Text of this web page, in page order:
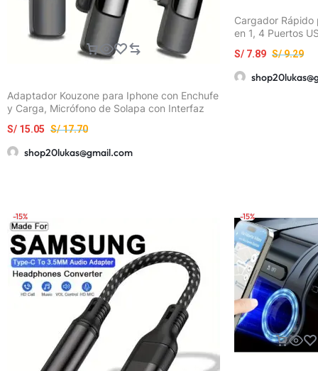
Adaptador Kouzone para Iphone con Enchufe
y Carga, Micrófono de Solapa con Interfaz
Regalo de Pascua
S/17.70
S/ 15.05
shop20lukas@gmail.com
Cargador Rápido
en 1, 4 Puertos
Rápida de 66W
Monitoreo de
una Carga Más
S/9.29
S/ 7.89
-15% -15%